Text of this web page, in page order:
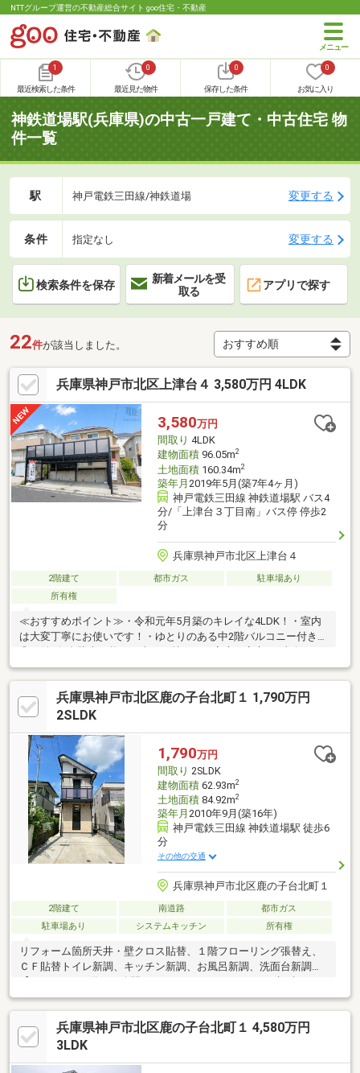
NTTグループ運営の不動産総合サイト goo住宅・不動産
1
最近検索した条件
0
最近見た物件
0
保存した条件
0
お気に入り
神鉄道場駅(兵庫県)の中古一戸建て・中古住宅 物
件一覧
駅 神戸電鉄三田線/神鉄道場 変更する
条件 指定なし 変更する
検索条件を保存
新着メールを受
取る
アプリで探す
22件が該当しました。
兵庫県神戸市北区上津台４ 3,580万円 4LDK
3,580万円
間取り 4LDK
建物面積96.05m2
土地面積160.34m2
築年月 2019年5月(築7年4ヶ月)
神戸電鉄三田線 神鉄道場駅 バス4
分/「上津台３丁目南」バス停 停歩2
分
兵庫県神戸市北区上津台４
2階建て 都市ガス
駐車場あり
所有権
≪おすすめポイント≫・令和元年5月築のキレイな4LDK！・室内
は大変丁寧にお使いです！・ゆとりのある中2階バルコニー付き
前面に建物がなく、朝日がたっぷり差し込む明るく開放的な住ま
い。・神戸三田プレミアム・アウトレットまで自転車約6分！お買
い物や休日のお出かけにも便利です。≪周辺環境≫・オリンピア
神戸北保育園：自転車約5分・長尾小学校：徒歩約9分・北神戸中
田プレミアム・アウトレット：自転車約6分お気軽にお問い合わ
せ・ご見学ください！
兵庫県神戸市北区鹿の子台北町１ 1,790万円
2SLDK
1,790万円
間取り 2SLDK
建物面積62.93m2
土地面積84.92m2
築年月 2010年9月(築16年)
神戸電鉄三田線 神鉄道場駅 徒歩6
分
その他の交通
兵庫県神戸市北区鹿の子台北町１
2階建て 南道路
都市ガス
駐車場あり
システムキッチン 所有権
リフォーム箇所天井・壁クロス貼替、１階フローリング張替え、
ＣＦ貼替トイレ新調、キッチン新調、お風呂新調、洗面台新調。
さい】９月２７日２８日１３時～１６時オープンハウス開催予
定。
兵庫県神戸市北区鹿の子台北町１ 4,580万円
3LDK